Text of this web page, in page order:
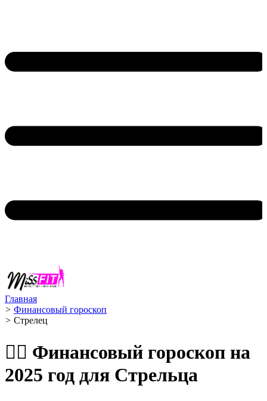
Главная
> Финансовый гороскоп
> Стрелец ️
🧙‍♀️ Финансовый гороскоп на
2025 год для Стрельца